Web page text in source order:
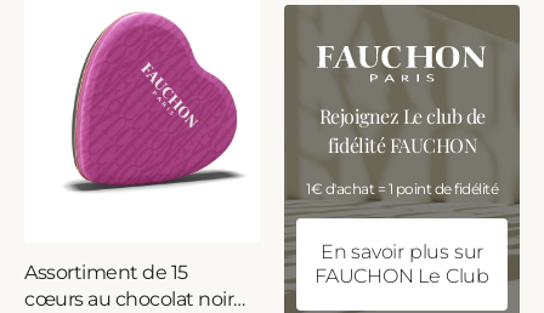
Assortiment de 15
cœurs au chocolat noir
Rejoignez Le club de
fidélité FAUCHON
1€ d'achat = 1 point de fidélité
En savoir plus sur
FAUCHON Le Club